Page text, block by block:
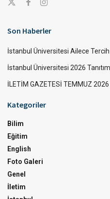
Son Haberler
İstanbul Üniversitesi Ailece Tercih
İstanbul Üniversitesi 2026 Tanıtım
İLETİM GAZETESİ TEMMUZ 2026
Kategoriler
Bilim
Eğitim
English
Foto Galeri
Genel
İletim